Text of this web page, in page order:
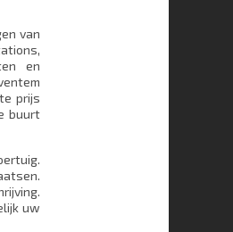
van
en
prijs
buurt
uw